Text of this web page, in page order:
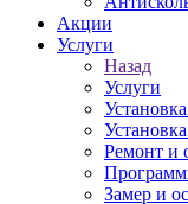
Акции
Услуги
Назад
Услуги
Ремонт и
Замер и